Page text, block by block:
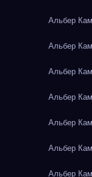
Альбер
Альбер
Альбер
Альбер
Альбер
Альбер
Альбер